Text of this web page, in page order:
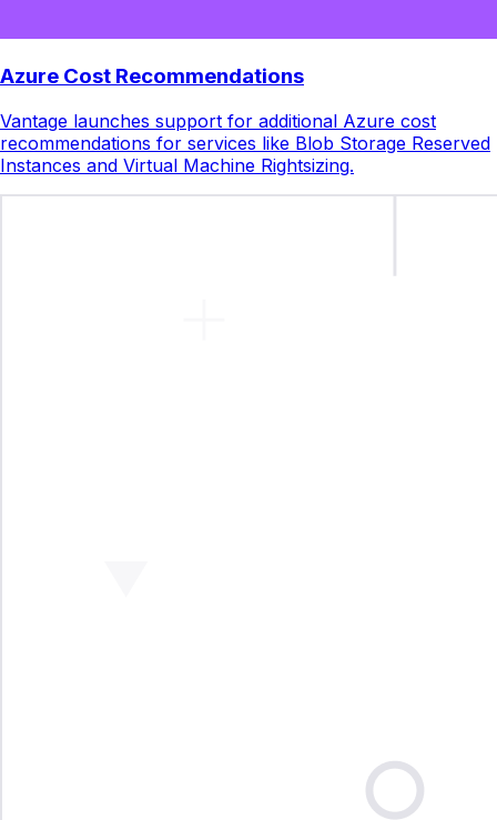
Azure Cost Recommendations
Vantage launches support for additional Azure cost
recommendations for services like Blob Storage Reserved
Instances and Virtual Machine Rightsizing.